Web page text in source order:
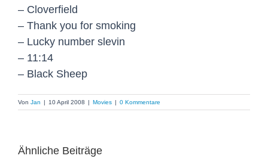
– Cloverfield
– Thank you for smoking
– Lucky number slevin
– 11:14
– Black Sheep
Von Jan | 10 April 2008 | Movies | 0 Kommentare
Ähnliche Beiträge